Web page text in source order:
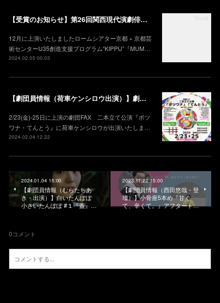
【受賞のお知らせ】第26回関西現代演劇俳優賞 奨励賞 受賞（荷車）
12月に上演いたしましたロームシアター京都 × 京都芸
術センターU35創造⽀援プログラム“KIPPU”『MUM…
2024.02.05 00:03
【劇団員情報（荷車ケンシロウ出演）】劇団FAX 二本立て公演 『ボツワナ・てんとう』
2/23(金)-25日に上演の劇団FAX 二本立て公演『ボツ
ワナ・てんとう』に荷車ケンシロウが出演いたしま…
2024.02.04 12:22
2024.01.04 15:00
【劇団員情報（むらたちあ
き・出演）】白いたんぽぽ
小さいたんぽぽ #１『蓋』…
2023.11.22 15:00
【劇団員情報（西田悠哉・登
壇）】小骨座5本め『甘く
て、辛くて。』アフタート…
0コメント